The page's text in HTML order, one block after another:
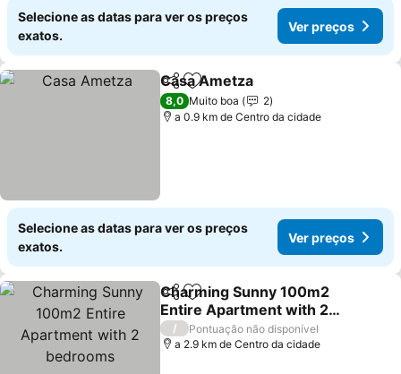
Selecione as datas para ver os preços
exatos.
Ver preços
PartilharAdicionar aos favoritos
Casa Ametza
8,0 Muito boa
2
a 0.9 km de Centro da cidade
Selecione as datas para ver os preços
exatos.
Ver preços
PartilharAdicionar aos favoritos
Charming Sunny 100m2
Entire Apartment with 2
bedrooms
/
Pontuação não disponível
a 2.9 km de Centro da cidade